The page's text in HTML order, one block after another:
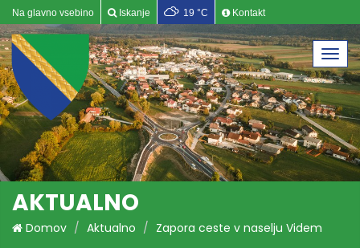
Na glavno vsebino Iskanje 19 °C Kontakt
AKTUALNO
Domov Aktualno Zapora ceste v naselju Videm